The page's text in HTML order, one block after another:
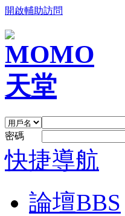
開啟輔助訪問
密碼
快捷導航
論壇BBS